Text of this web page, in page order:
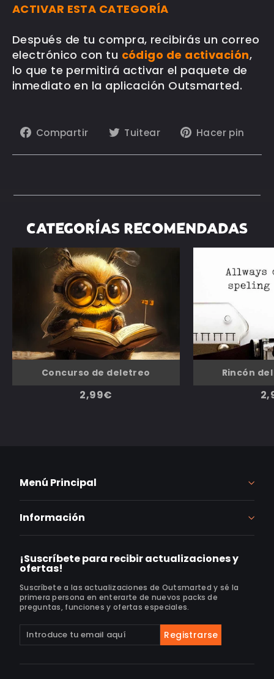
ACTIVAR ESTA CATEGORÍA
Después de tu compra, recibirás un correo
electrónico con tu código de activación,
lo que te permitirá activar el paquete de
inmediato en la aplicación Outsmarted.
Compartir
Compartir
Facebook
Tuitear
Tuitear
Twitter
Hacer pin
CATEGORÍAS RECOMENDADAS
Concurso de deletreo
2,99€
Rincón
Menú Principal
Información
¡Suscríbete para recibir actualizaciones y
ofertas!
Suscríbete a las actualizaciones de Outsmarted y sé la
primera persona en enterarte de nuevos packs de
preguntas, funciones y ofertas especiales.
Suscríbete
a
lista
Suscribir Registrarse